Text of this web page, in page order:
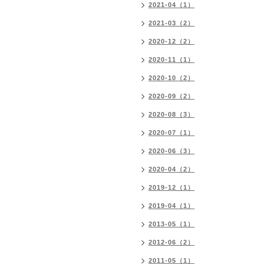
2021-04（1）
2021-03（2）
2020-12（2）
2020-11（1）
2020-10（2）
2020-09（2）
2020-08（3）
2020-07（1）
2020-06（3）
2020-04（2）
2019-12（1）
2019-04（1）
2013-05（1）
2012-06（2）
2011-05（1）